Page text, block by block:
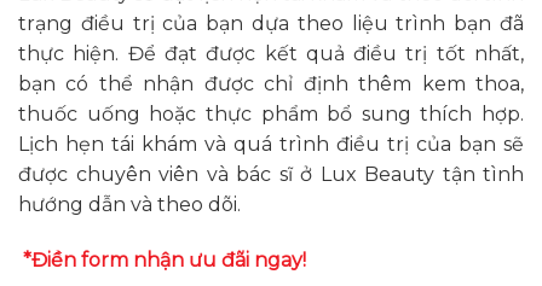
trạng điều trị của bạn dựa theo liệu trình bạn đã
thực hiện. Để đạt được kết quả điều trị tốt nhất,
bạn có thể nhận được chỉ định thêm kem thoa,
thuốc uống hoặc thực phẩm bổ sung thích hợp.
Lịch hẹn tái khám và quá trình điều trị của bạn sẽ
được chuyên viên và bác sĩ ở Lux Beauty tận tình
hướng dẫn và theo dõi.
*Điền form nhận ưu đãi ngay!